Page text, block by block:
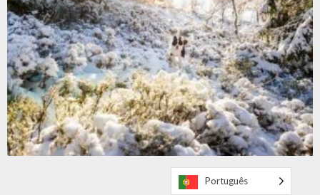
Português